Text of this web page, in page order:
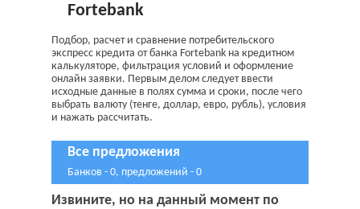
Fortebank
Подбор, расчет и сравнение потребительского
экспресс кредита от банка Fortebank на кредитном
калькуляторе, фильтрация условий и оформление
онлайн заявки. Первым делом следует ввести
исходные данные в полях сумма и сроки, после чего
выбрать валюту (тенге, доллар, евро, рубль), условия
и нажать рассчитать.
Все предложения
Банков - 0, предложений - 0
Извините, но на данный момент по